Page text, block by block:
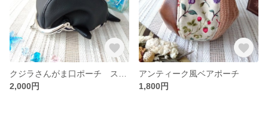
2,000円
アンティーク風ベアポーチ
1,800円